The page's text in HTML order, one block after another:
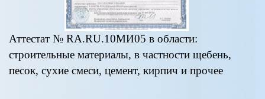
Аттестат № RA.RU.10МИ05 в области:
строительные материалы, в частности щебень,
песок, сухие смеси, цемент, кирпич и прочее